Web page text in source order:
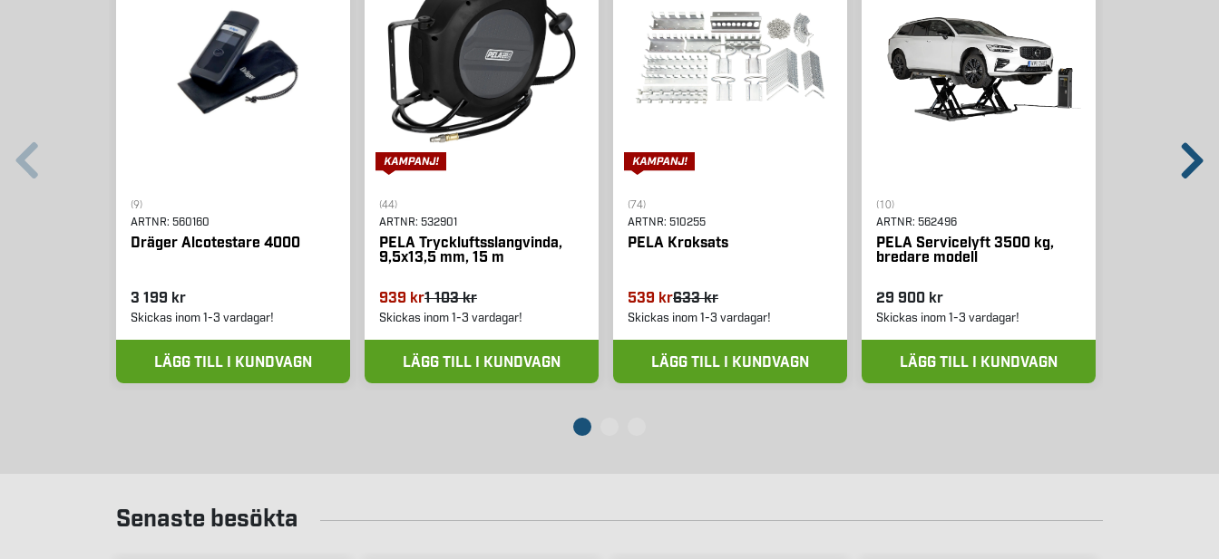
(9)
ARTNR: 560160
Dräger Alcotestare 4000
3 199 kr
Skickas inom 1-3 vardagar!
LÄGG TILL I KUNDVAGN
(44)
ARTNR: 532901
PELA Tryckluftsslangvinda,
9,5x13,5 mm, 15 m
939 kr1 103 kr
Skickas inom 1-3 vardagar!
LÄGG TILL I KUNDVAGN
(74)
ARTNR: 510255
PELA Kroksats
539 kr633 kr
Skickas inom 1-3 vardagar!
LÄGG TILL I KUNDVAGN
(10)
ARTNR: 562496
PELA Servicelyft 3500 kg,
bredare modell
29 900 kr
Skickas inom 1-3 vardagar!
LÄGG TILL I KUNDVAGN
Senaste besökta